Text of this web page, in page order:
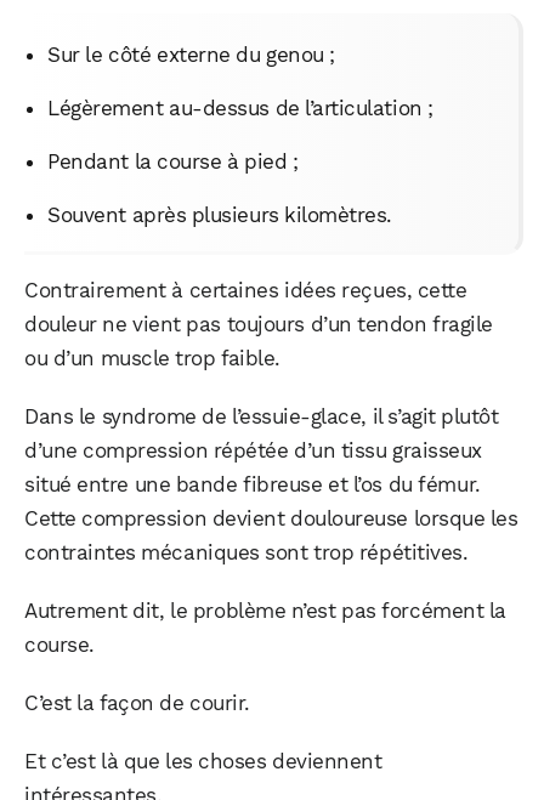
Sur le côté externe du genou ;
Légèrement au-dessus de l’articulation ;
Pendant la course à pied ;
Souvent après plusieurs kilomètres.
Contrairement à certaines idées reçues, cette
douleur ne vient pas toujours d’un tendon fragile
ou d’un muscle trop faible.
Dans le syndrome de l’essuie-glace, il s’agit plutôt
d’une compression répétée d’un tissu graisseux
situé entre une bande fibreuse et l’os du fémur.
Cette compression devient douloureuse lorsque les
contraintes mécaniques sont trop répétitives.
Autrement dit, le problème n’est pas forcément la
course.
C’est la façon de courir.
Et c’est là que les choses deviennent
intéressantes.